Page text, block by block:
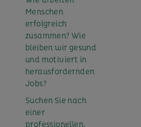
Menschen
erfolgreich
zusammen? Wie
bleiben wir gesund
und motiviert in
herausfordernden
Jobs?
Suchen Sie nach
einer
professionellen,